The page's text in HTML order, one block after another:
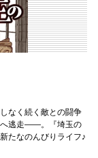
なく続く敵との闘争
へ逃走――。『埼玉の
たなのんびりライフ♪